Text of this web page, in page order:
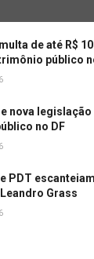
de até R$
público
nova
no DF
PDT
Grass